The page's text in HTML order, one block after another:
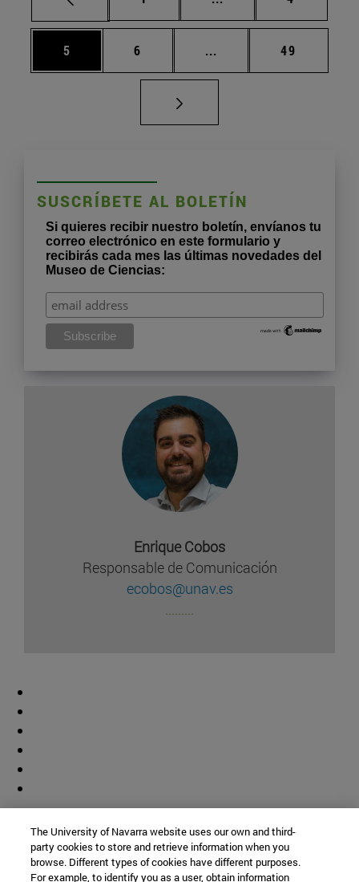
Página
5 Página
6 ... Páginas intermedias
Página
49
SUSCRÍBETE AL BOLETÍN
Si quieres recibir nuestro boletín, envíanos tu
correo electrónico en este formulario y
recibirás cada mes las últimas novedades del
Museo de Ciencias:
Enrique Cobos
Responsable de Comunicación
ecobos@unav.es
.........
The University of Navarra website uses our own and third-
party cookies to store and retrieve information when you
browse. Different types of cookies have different purposes.
For example, to identify you as a user, obtain information